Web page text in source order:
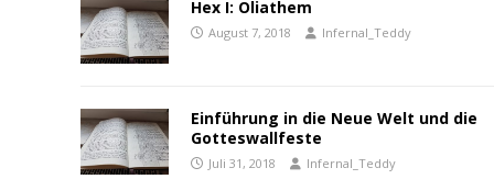
Hex I: Oliathem
August 7, 2018 Infernal_Teddy
Einführung in die Neue Welt und die
Gotteswallfeste
Juli 31, 2018 Infernal_Teddy